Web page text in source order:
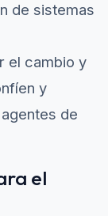
de sistemas
el cambio y
y
de
el